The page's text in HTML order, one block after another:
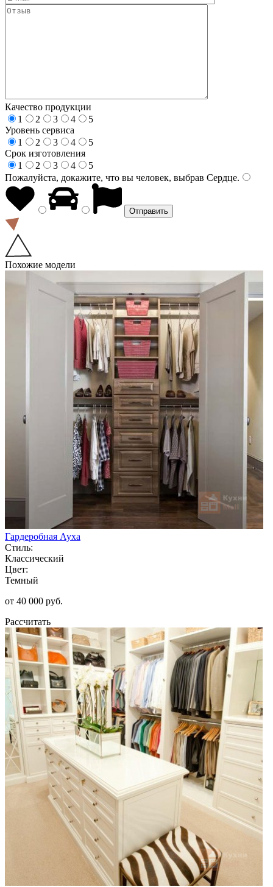
Качество продукции
1
2 3 4
5
Уровень сервиса
1
2 3 4
5
Срок изготовления
1
2 3 4
5
Пожалуйста, докажите, что вы человек, выбрав Сердце.
Похожие модели
Гардеробная Ауха
Стиль:
Классический
Цвет:
Темный
от 40 000 руб.
Рассчитать